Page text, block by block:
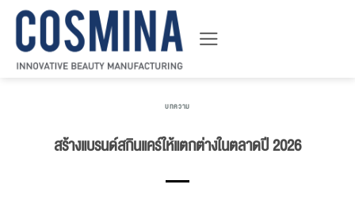
บทความ
สร้างแบรนด์สกินแคร์ให้แตกต่างในตลาดปี 2026